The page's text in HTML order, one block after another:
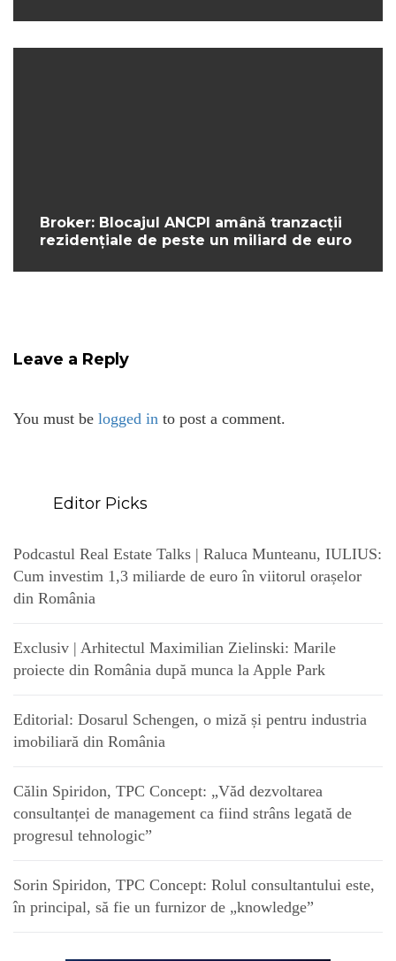
Broker: Blocajul ANCPI amână tranzacții
rezidențiale de peste un miliard de euro
Leave a Reply
You must be logged in to post a comment.
Editor Picks
Podcastul Real Estate Talks | Raluca Munteanu, IULIUS:
Cum investim 1,3 miliarde de euro în viitorul orașelor
din România
Exclusiv | Arhitectul Maximilian Zielinski: Marile
proiecte din România după munca la Apple Park
Editorial: Dosarul Schengen, o miză și pentru industria
imobiliară din România
Călin Spiridon, TPC Concept: „Văd dezvoltarea
consultanței de management ca fiind strâns legată de
progresul tehnologic”
Sorin Spiridon, TPC Concept: Rolul consultantului este,
în principal, să fie un furnizor de „knowledge”